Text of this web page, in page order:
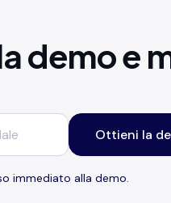
demo e
Ottieni la
immediato alla demo.